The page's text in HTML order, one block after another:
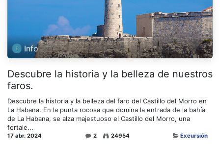
Info
Descubre la historia y la belleza de nuestros
faros.
Descubre la historia y la belleza del faro del Castillo del Morro en
La Habana. En la punta rocosa que domina la entrada de la bahía
de La Habana, se alza majestuoso el Castillo del Morro, una
fortale...
17 abr. 2024 2 24954 Excursión